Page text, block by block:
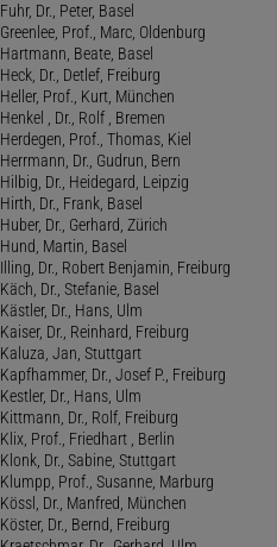
Fuhr, Dr., Peter, Basel
Greenlee, Prof., Marc, Oldenburg
Hartmann, Beate, Basel
Heck, Dr., Detlef, Freiburg
Heller, Prof., Kurt, München
Henkel , Dr., Rolf , Bremen
Herdegen, Prof., Thomas, Kiel
Herrmann, Dr., Gudrun, Bern
Hilbig, Dr., Heidegard, Leipzig
Hirth, Dr., Frank, Basel
Huber, Dr., Gerhard, Zürich
Hund, Martin, Basel
Illing, Dr., Robert Benjamin, Freiburg
Käch, Dr., Stefanie, Basel
Kästler, Dr., Hans, Ulm
Kaiser, Dr., Reinhard, Freiburg
Kaluza, Jan, Stuttgart
Kapfhammer, Dr., Josef P., Freiburg
Kestler, Dr., Hans, Ulm
Kittmann, Dr., Rolf, Freiburg
Klix, Prof., Friedhart , Berlin
Klonk, Dr., Sabine, Stuttgart
Klumpp, Prof., Susanne, Marburg
Kössl, Dr., Manfred, München
Köster, Dr., Bernd, Freiburg